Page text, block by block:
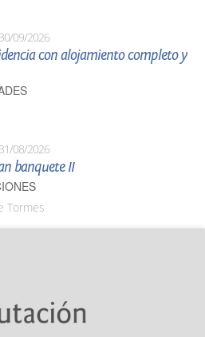
30/09/2026
con alojamiento completo y
31/08/2026
banquete II
Tormes